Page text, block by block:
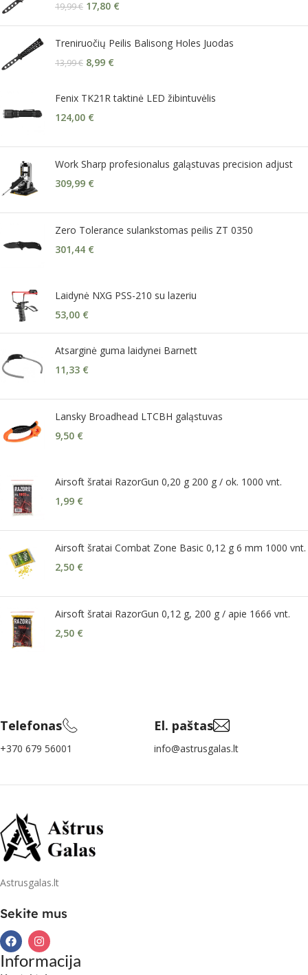
19,99€ 17,80 €
Treniruočių Peilis Balisong Holes Juodas
13,99€ 8,99 €
Fenix TK21R taktinė LED žibintuvėlis
124,00 €
Work Sharp profesionalus galąstuvas precision adjust
309,99 €
Zero Tolerance sulankstomas peilis ZT 0350
301,44 €
Laidynė NXG PSS-210 su lazeriu
53,00 €
Atsarginė guma laidynei Barnett
11,33 €
Lansky Broadhead LTCBH galąstuvas
9,50 €
Airsoft šratai RazorGun 0,20 g 200 g / ok. 1000 vnt.
1,99 €
Airsoft šratai Combat Zone Basic 0,12 g 6 mm 1000 vnt.
2,50 €
Airsoft šratai RazorGun 0,12 g, 200 g / apie 1666 vnt.
2,50 €
Telefonas
+370 679 56001
El. paštas
info@astrusgalas.lt
Astrusgalas.lt
Sekite mus
Informacija